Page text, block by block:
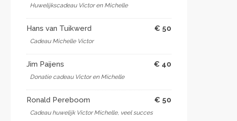
Huwelijkscadeau Victor en Michelle
Hans van Tuikwerd € 50
Cadeau Michelle Victor
Jim Paijens € 40
Donatie cadeau Victor en Michelle
Ronald Pereboom € 50
Cadeau huwelijk Victor Michelle, veel succes